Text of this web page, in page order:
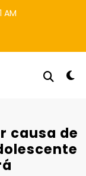
AM
causa de